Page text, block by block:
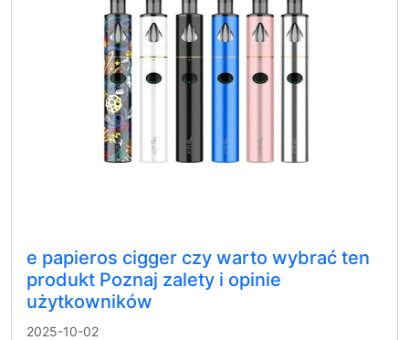
e papieros cigger czy warto wybrać ten
produkt Poznaj zalety i opinie
użytkowników
2025-10-02